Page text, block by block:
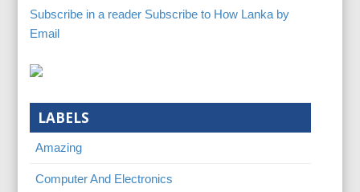
Subscribe in a reader Subscribe to How Lanka by
Email
LABELS
Amazing
Computer And Electronics